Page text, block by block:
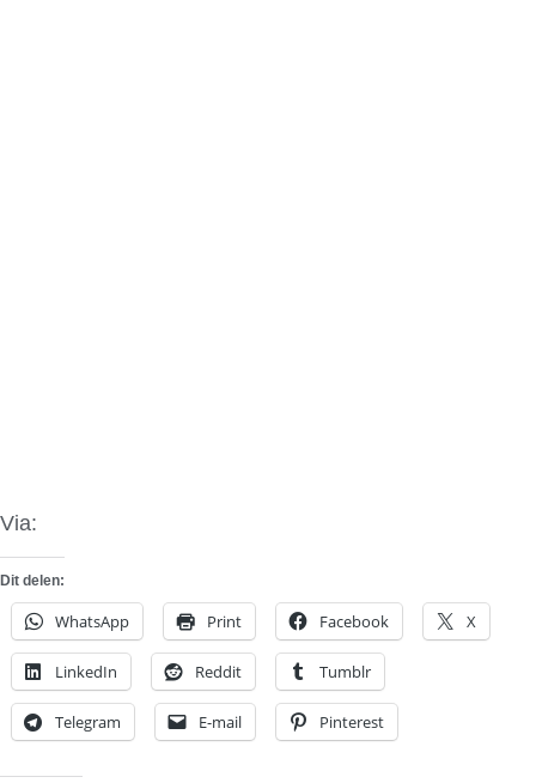
Via:
Dit delen:
WhatsApp Print Facebook X
LinkedIn Reddit Tumblr
Telegram E-mail Pinterest